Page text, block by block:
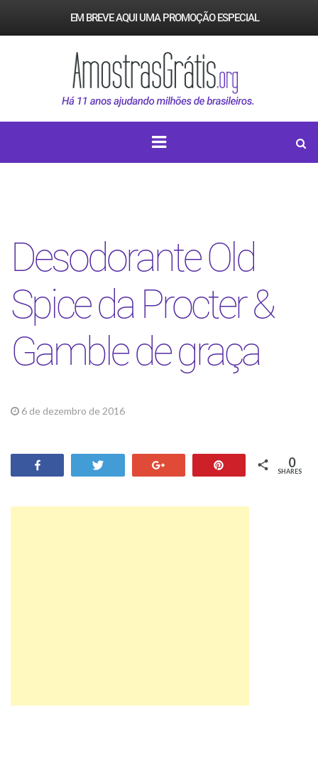
EM BREVE AQUI UMA PROMOÇÃO ESPECIAL
Desodorante Old
Spice da Procter &
Gamble de graça
6 de dezembro de 2016
SHARES
0